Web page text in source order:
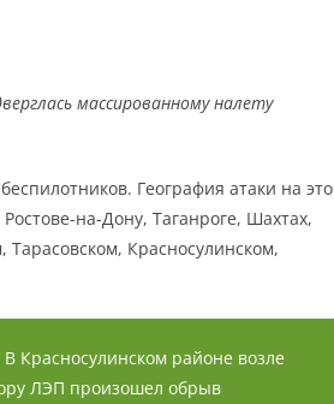
массированному налету
География атаки на это
на-Дону, Таганроге, Шахтах,
Тарасовском, Красносулинском,
Красносулинском районе возле
ЛЭП произошел обрыв